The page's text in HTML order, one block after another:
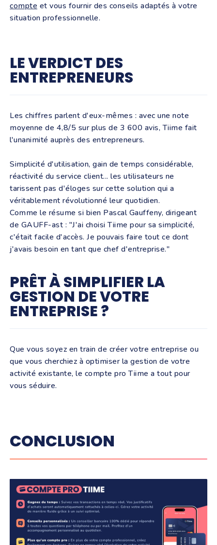
compte et vous fournir des conseils adaptés à votre
situation professionnelle.
LE VERDICT DES
ENTREPRENEURS
Les chiffres parlent d'eux-mêmes : avec une note
moyenne de 4,8/5 sur plus de 3 600 avis, Tiime fait
l'unanimité auprès des entrepreneurs.
Simplicité d'utilisation, gain de temps considérable,
réactivité du service client... les utilisateurs ne
tarissent pas d'éloges sur cette solution qui a
véritablement révolutionné leur quotidien.
Comme le résume si bien Pascal Gauffeny, dirigeant
de GAUFF-ast : "J'ai choisi Tiime pour sa simplicité,
c'était facile d'accès. Je pouvais faire tout ce dont
j'avais besoin en tant que chef d'entreprise."
PRÊT À SIMPLIFIER LA
GESTION DE VOTRE
ENTREPRISE ?
Que vous soyez en train de créer votre entreprise ou
que vous cherchiez à optimiser la gestion de votre
activité existante, le compte pro Tiime a tout pour
vous séduire.
CONCLUSION